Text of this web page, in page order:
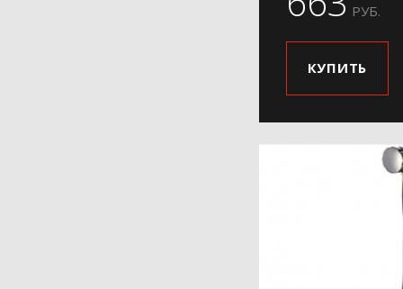
РУБ.
КУПИТЬ